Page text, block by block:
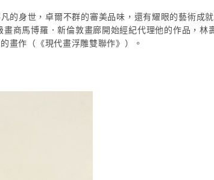
的身世，卓爾不群的審美品味，還有耀眼的藝術
商馬博羅．新倫敦畫廊開始經紀代理他的作品，
畫作（《現代畫浮雕雙聯作》）。